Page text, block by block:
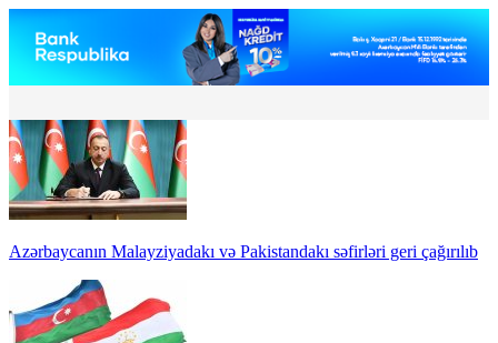
Azərbaycanın Malayziyadakı və Pakistandakı səfirləri geri çağırılıb